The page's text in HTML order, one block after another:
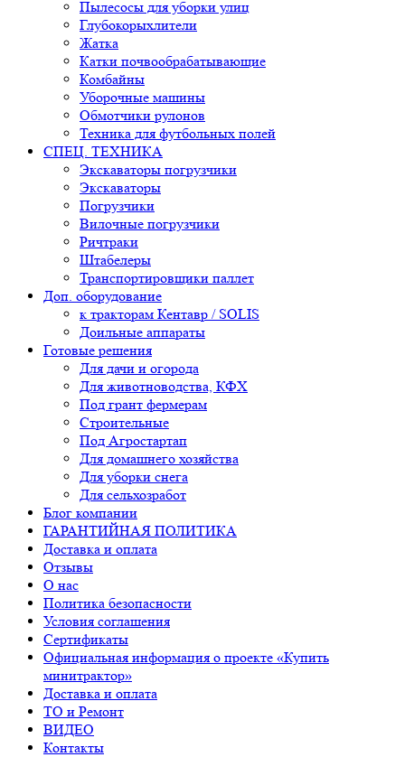
Пылесосы для уборки улиц
Глубокорыхлители
Жатка
Катки почвообрабатывающие
Комбайны
Уборочные машины
Обмотчики рулонов
Техника для футбольных полей
СПЕЦ. ТЕХНИКА
Экскаваторы погрузчики
Экскаваторы
Погрузчики
Вилочные погрузчики
Ричтраки
Штабелеры
Транспортировщики паллет
Доп. оборудование
к тракторам Кентавр / SOLIS
Доильные аппараты
Готовые решения
Для дачи и огорода
Для животноводства, КФХ
Под грант фермерам
Строительные
Под Агростартап
Для домашнего хозяйства
Для уборки снега
Для сельхозработ
Блог компании
ГАРАНТИЙНАЯ ПОЛИТИКА
Доставка и оплата
Отзывы
О нас
Политика безопасности
Условия соглашения
Сертификаты
Официальная информация о проекте «Купить
минитрактор»
Доставка и оплата
ТО и Ремонт
ВИДЕО
Контакты